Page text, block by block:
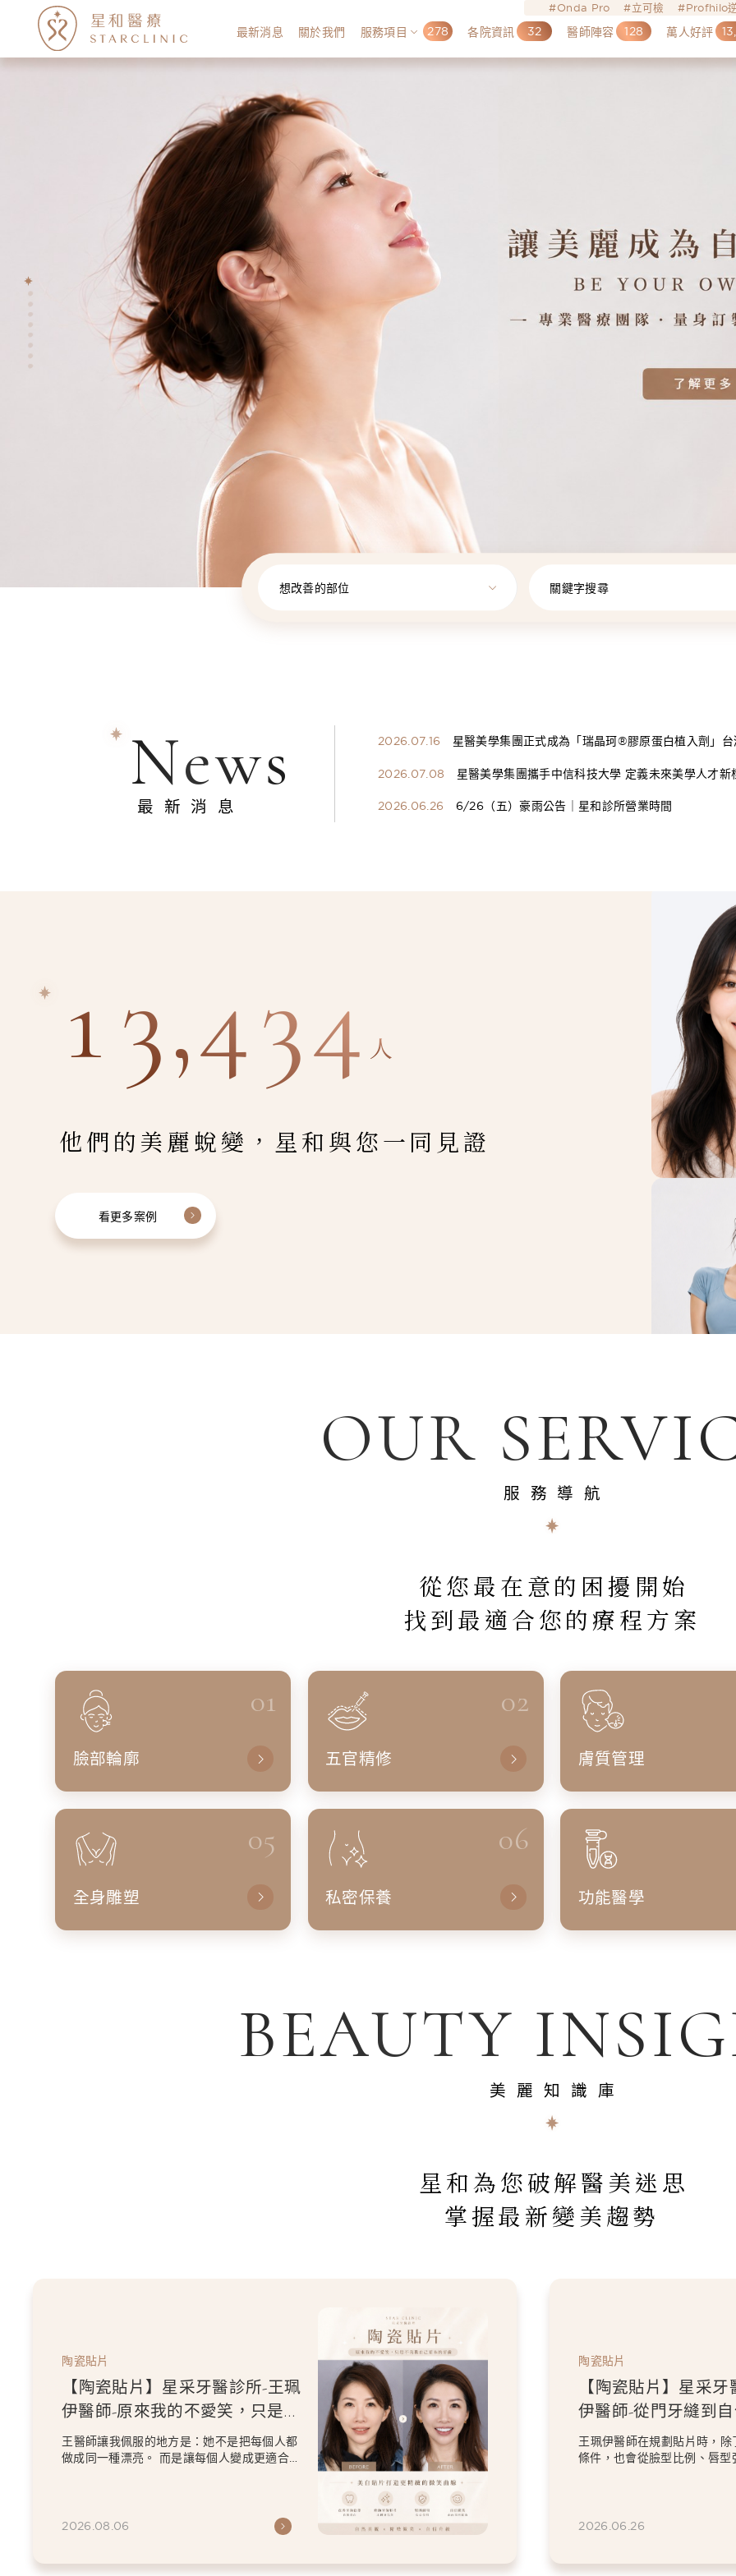
Onda Pro 立可檢 Profhilo
最新消息 關於我們 服務項目 278 各院資訊 32 醫師陣容 128 萬人好評
想改善的部位 關鍵字搜尋
News
最新消息
2026.07.16
星醫美學集團正式成為「瑞晶珂®膠原蛋白植入劑」
2026.07.08
星醫美學集團攜手中信科技大學 定義未來美學人才新
2026.06.26
6/26（五）豪雨公告｜星和診所營業時間
13,434 人
他們的美麗蛻變，星和與您一同見證
看更多案例
OUR
服務導航
從您最在意的困擾開始
找到最適合您的療程方案
01
臉部輪廓
02
五官精修 膚質管理
05
全身雕塑
06
私密保養 功能醫學
BEAUTY
美麗知識庫
星和為您破解醫美迷思
掌握最新變美趨勢
陶瓷貼片
【陶瓷貼片】星采牙醫診所-王珮
伊醫師-原來我的不愛笑，只是不
喜歡自己原本的牙齒
王醫師讓我佩服的地方是：她不是把每個人都
做成同一種漂亮。 而是讓每個人變成更適合自
2026.08.06
陶瓷貼片
【陶瓷貼片】星采
伊醫師-從門牙縫到
白貼片打造更精緻的
王珮伊醫師在規劃貼片時，除
條件，也會從臉型比例、唇型
2026.06.26